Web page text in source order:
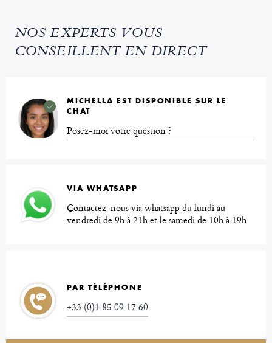
NOS EXPERTS VOUS
CONSEILLENT EN DIRECT
MICHELLA EST DISPONIBLE SUR LE
CHAT
Posez-moi votre question ?
VIA WHATSAPP
Contactez-nous via whatsapp du lundi au
vendredi de 9h à 21h et le samedi de 10h à 19h
PAR TÉLÉPHONE
+33 (0)1 85 09 17 60